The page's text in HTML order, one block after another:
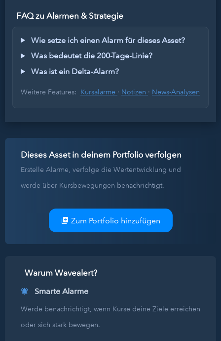
FAQ zu Alarmen & Strategie
Wie setze ich einen Alarm für dieses Asset?
Was bedeutet die 200-Tage-Linie?
Was ist ein Delta-Alarm?
Weitere Features: Kursalarme · Notizen · News-Analysen
Dieses Asset in deinem Portfolio verfolgen
Erstelle Alarme, verfolge die Wertentwicklung und
werde über Kursbewegungen benachrichtigt.
Zum Portfolio hinzufügen
Warum Wavealert?
Smarte Alarme
Werde benachrichtigt, wenn Kurse deine Ziele erreichen
oder sich stark bewegen.